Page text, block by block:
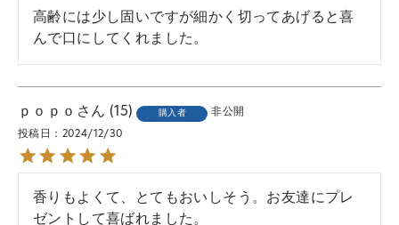
高齢には少し固いですが細かく切ってあげると喜
んで口にしてくれました。
ｐｏｐｏ 15 購入者 非公開
投稿日 2024/12/30
香りもよくて、とてもおいしそう。お友達にプレ
ゼントして喜ばれました。